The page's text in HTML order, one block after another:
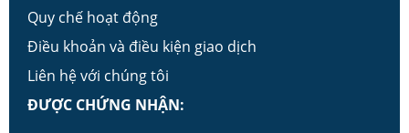
Quy chế hoạt động
Điều khoản và điều kiện giao dịch
Liên hệ với chúng tôi
ĐƯỢC CHỨNG NHẬN: